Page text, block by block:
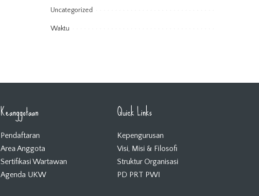
Uncategorized
Waktu
Keanggotaan
Pendaftaran
Area Anggota
Sertifikasi Wartawan
Agenda UKW
Quick Links
Kepengurusan
Visi, Misi & Filosofi
Struktur Organisasi
PD PRT PWI